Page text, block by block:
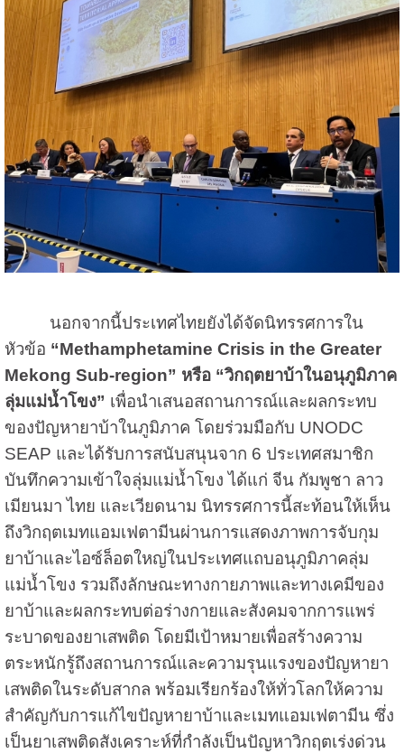
นอกจากนี้ประเทศไทยยังได้จัดนิทรรศการใน
หัวข้อ “Methamphetamine Crisis in the Greater
Mekong Sub-region” หรือ “วิกฤตยาบ้าในอนุภูมิภาค
ลุ่มแม่น้ำโขง” เพื่อนำเสนอสถานการณ์และผลกระทบ
ของปัญหายาบ้าในภูมิภาค โดยร่วมมือกับ UNODC
SEAP และได้รับการสนับสนุนจาก 6 ประเทศสมาชิก
บันทึกความเข้าใจลุ่มแม่น้ำโขง ได้แก่ จีน กัมพูชา ลาว
เมียนมา ไทย และเวียดนาม นิทรรศการนี้สะท้อนให้เห็น
ถึงวิกฤตเมทแอมเฟตามีนผ่านการแสดงภาพการจับกุม
ยาบ้าและไอซ์ล็อตใหญ่ในประเทศแถบอนุภูมิภาคลุ่ม
แม่น้ำโขง รวมถึงลักษณะทางกายภาพและทางเคมีของ
ยาบ้าและผลกระทบต่อร่างกายและสังคมจากการแพร่
ระบาดของยาเสพติด โดยมีเป้าหมายเพื่อสร้างความ
ตระหนักรู้ถึงสถานการณ์และความรุนแรงของปัญหายา
เสพติดในระดับสากล พร้อมเรียกร้องให้ทั่วโลกให้ความ
สำคัญกับการแก้ไขปัญหายาบ้าและเมทแอมเฟตามีน ซึ่ง
เป็นยาเสพติดสังเคราะห์ที่กำลังเป็นปัญหาวิกฤตเร่งด่วน